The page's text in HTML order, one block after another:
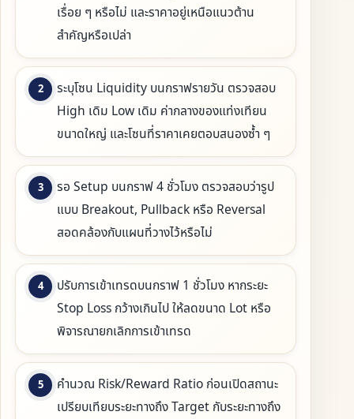
เรื่อย ๆ หรือไม่ และราคาอยู่เหนือแนวต้าน
สำคัญหรือเปล่า
ระบุโซน Liquidity บนกราฟรายวัน ตรวจสอบ
High เดิม Low เดิม ค่ากลางของแท่งเทียน
ขนาดใหญ่ และโซนที่ราคาเคยตอบสนองซ้ำ ๆ
รอ Setup บนกราฟ 4 ชั่วโมง ตรวจสอบว่ารูป
แบบ Breakout, Pullback หรือ Reversal
สอดคล้องกับแผนที่วางไว้หรือไม่
ปรับการเข้าเทรดบนกราฟ 1 ชั่วโมง หากระยะ
Stop Loss กว้างเกินไป ให้ลดขนาด Lot หรือ
พิจารณายกเลิกการเข้าเทรด
คำนวณ Risk/Reward Ratio ก่อนเปิดสถานะ
เปรียบเทียบระยะทางถึง Target กับระยะทางถึง